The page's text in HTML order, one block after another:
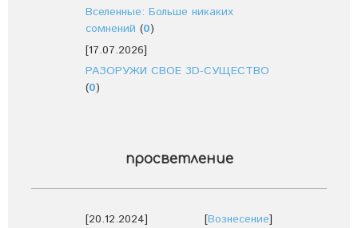
Вселенные: Больше никаких
сомнений (0)
[17.07.2026]
РАЗОРУЖИ СВОЕ 3D-СУЩЕСТВО
(0)
просветление
[20.12.2024] [Вознесение]